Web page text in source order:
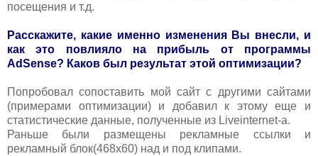
посещения и т.д.
Расскажите, какие именно изменения Вы внесли, и
как это повлияло на прибыль от программы
AdSense? Каков был результат этой оптимизации?
Попробовал сопоставить мой сайт с другими сайтами
(примерами оптимизации) и добавил к этому еще и
статистические данные, полученные из Liveinternet-а.
Раньше были размещены рекламные ссылки и
рекламный блок(468x60) над и под клипами.